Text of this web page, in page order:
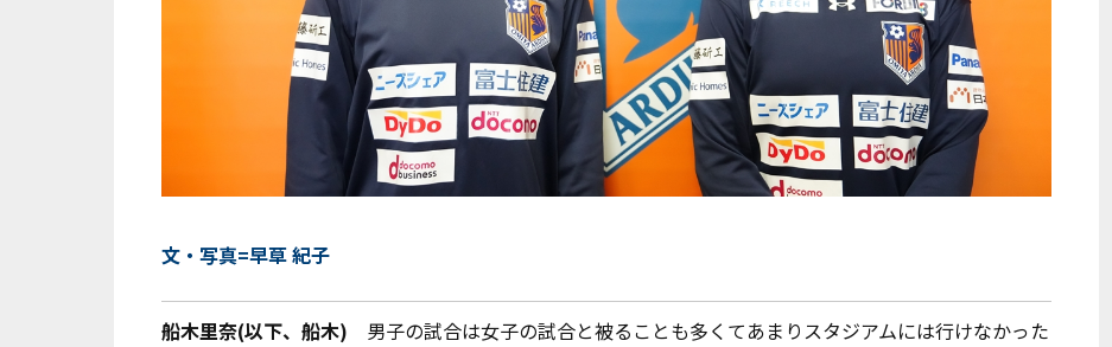
文・写真=早草 紀子
船木里奈(以下、船木) 男子の試合は女子の試合と被ることも多くてあまりスタジアムには行けなかった